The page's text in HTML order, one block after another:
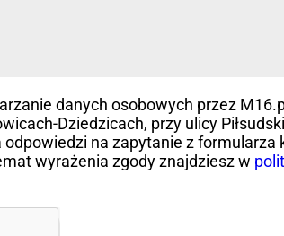
danych osobowych przez
Dziedzicach, przy ulicy
na zapytanie z formularza
wyrażenia zgody znajdziesz w